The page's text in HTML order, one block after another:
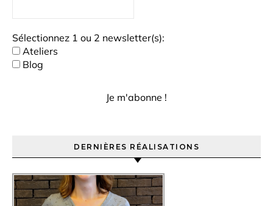
Sélectionnez 1 ou 2 newsletter(s):
Ateliers
Blog
DERNIÈRES RÉALISATIONS